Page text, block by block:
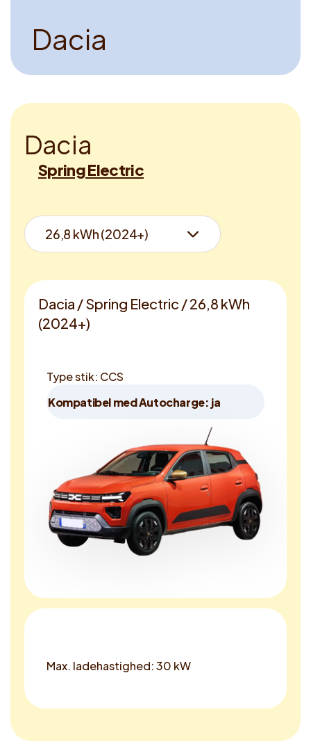
Dacia
Dacia
Spring Electric
Dacia / Spring Electric / 26,8 kWh
(2024+)
Type stik: CCS
Kompatibel med Autocharge: ja
Max. ladehastighed: 30 kW